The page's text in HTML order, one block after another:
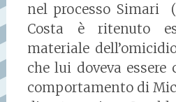
nel processo Simari
Costa è ritenuto
materiale
che lui doveva
comportamento di